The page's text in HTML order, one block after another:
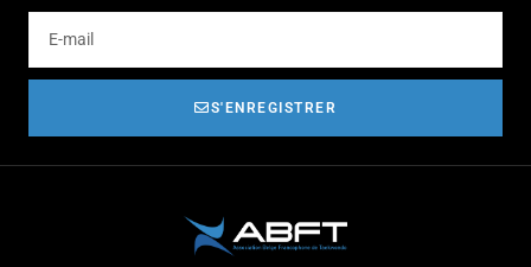
S'ENREGISTRER